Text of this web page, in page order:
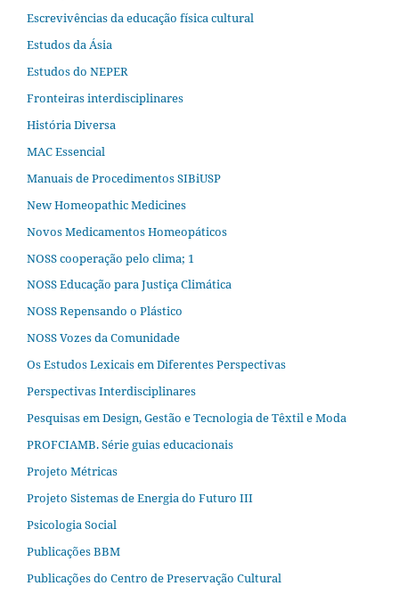
Escrevivências da educação física cultural
Estudos da Ásia​
Estudos do NEPER
Fronteiras interdisciplinares
História Diversa
MAC Essencial
Manuais de Procedimentos SIBiUSP
New Homeopathic Medicines
Novos Medicamentos Homeopáticos
NOSS cooperação pelo clima; 1
NOSS Educação para Justiça Climática
NOSS Repensando o Plástico
NOSS Vozes da Comunidade
Os Estudos Lexicais em Diferentes Perspectivas
Perspectivas Interdisciplinares
Pesquisas em Design, Gestão e Tecnologia de Têxtil e Moda
PROFCIAMB. Série guias educacionais
Projeto Métricas
Projeto Sistemas de Energia do Futuro III
Psicologia Social
Publicações BBM
Publicações do Centro de Preservação Cultural